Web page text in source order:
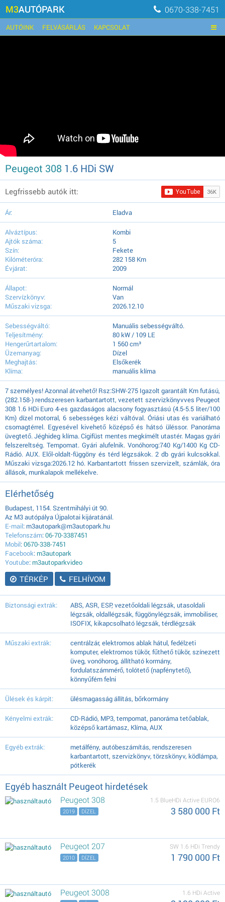
M3AUTÓPARK 0670-338-7451
AUTÓINK FELVÁSÁRLÁS KAPCSOLAT
Peugeot 308 1.6 HDi SW
Legfrissebb autók itt:
Ár: Eladva
Alváztípus:
Kombi
Ajtók száma:
5
Szín:
Fekete
Kilóméteróra:
282 158 Km
Évjárat:
2009
Állapot:
Normál
Szervízkönyv:
Van
Műszaki vizsga:
2026.12.10
Sebességváltó:
Manuális sebességváltó.
Teljesítmény:
80 kW / 109 LE
Hengerűrtartalom:
1 560 cm³
Üzemanyag:
Dízel
Meghajtás:
Elsőkerék
Klíma:
manuális klíma
7 személyes! Azonnal átvehető! Rsz:SHW-275 Igazolt garantált Km futású,
(282.158-) rendszeresen karbantartott, vezetett szervizkönyvves Peugeot
308 1.6 HDi Euro 4-es gazdaságos alacsony fogyasztású (4.5-5.5 liter/100
Km) dízel motorral, 6 sebességes kézi váltóval. Óriási utas és variálható
csomagtérrel. Egyesével kivehető középső és hátsó üléssor. Panoráma
üvegtető. Jéghideg klíma. Cigifüst mentes megkímélt utastér. Magas gyári
felszereltség. Tempomat. Gyári alufelnik. Vonóhorog:740 Kg/1400 Kg CD-
Rádió. AUX. Elől-oldalt-függöny és térd légzsákok. 2 db gyári kulcsokkal.
Műszaki vizsga:2026.12 hó. Karbantartott frissen szervizelt, számlák, óra
állások, munkalapok mellékelve.
Elérhetőség
Budapest, 1154. Szentmihályi út 90.
Az M3 autópálya Újpalotai kijáratánál.
E-mail: m3autopark@m3autopark.hu
Telefonszám:06-70-3387451
Mobil:0670-338-7451
Facebook: m3autopark
Youtube: m3autoparkvideo
TÉRKÉP FELHÍVOM
Biztonsági extrák:
ABS, ASR, ESP, vezetőoldali légzsák, utasoldali
légzsák, oldallégzsák, függönylégzsák, immobiliser,
ISOFIX, kikapcsolható légzsák, térdlégzsák
Műszaki extrák:
centrálzár, elektromos ablak hátul, fedélzeti
komputer, elektromos tükör, fűthető tükör, színezett
üveg, vonóhorog, állítható kormány,
fordulatszámmérő, tolótető (napfénytető),
könnyűfém felni
Ülések és kárpit: ülésmagasság állítás, bőrkormány
Kényelmi extrák:
CD-Rádió, MP3, tempomat, panoráma tetőablak,
középső kartámasz, Klíma, AUX
Egyéb extrák:
metálfény, autóbeszámítás, rendszeresen
karbantartott, szervizkönyv, törzskönyv, ködlámpa,
pótkerék
Egyéb használt Peugeot hirdetések
Peugeot 308 1.5 BlueHDi Active EURO6
3 580 000 Ft
2019 DÍZEL
Peugeot 207 SW 1.6 HDi Trendy
1 790 000 Ft
2010 DÍZEL
Peugeot 3008 1.6 HDi Active